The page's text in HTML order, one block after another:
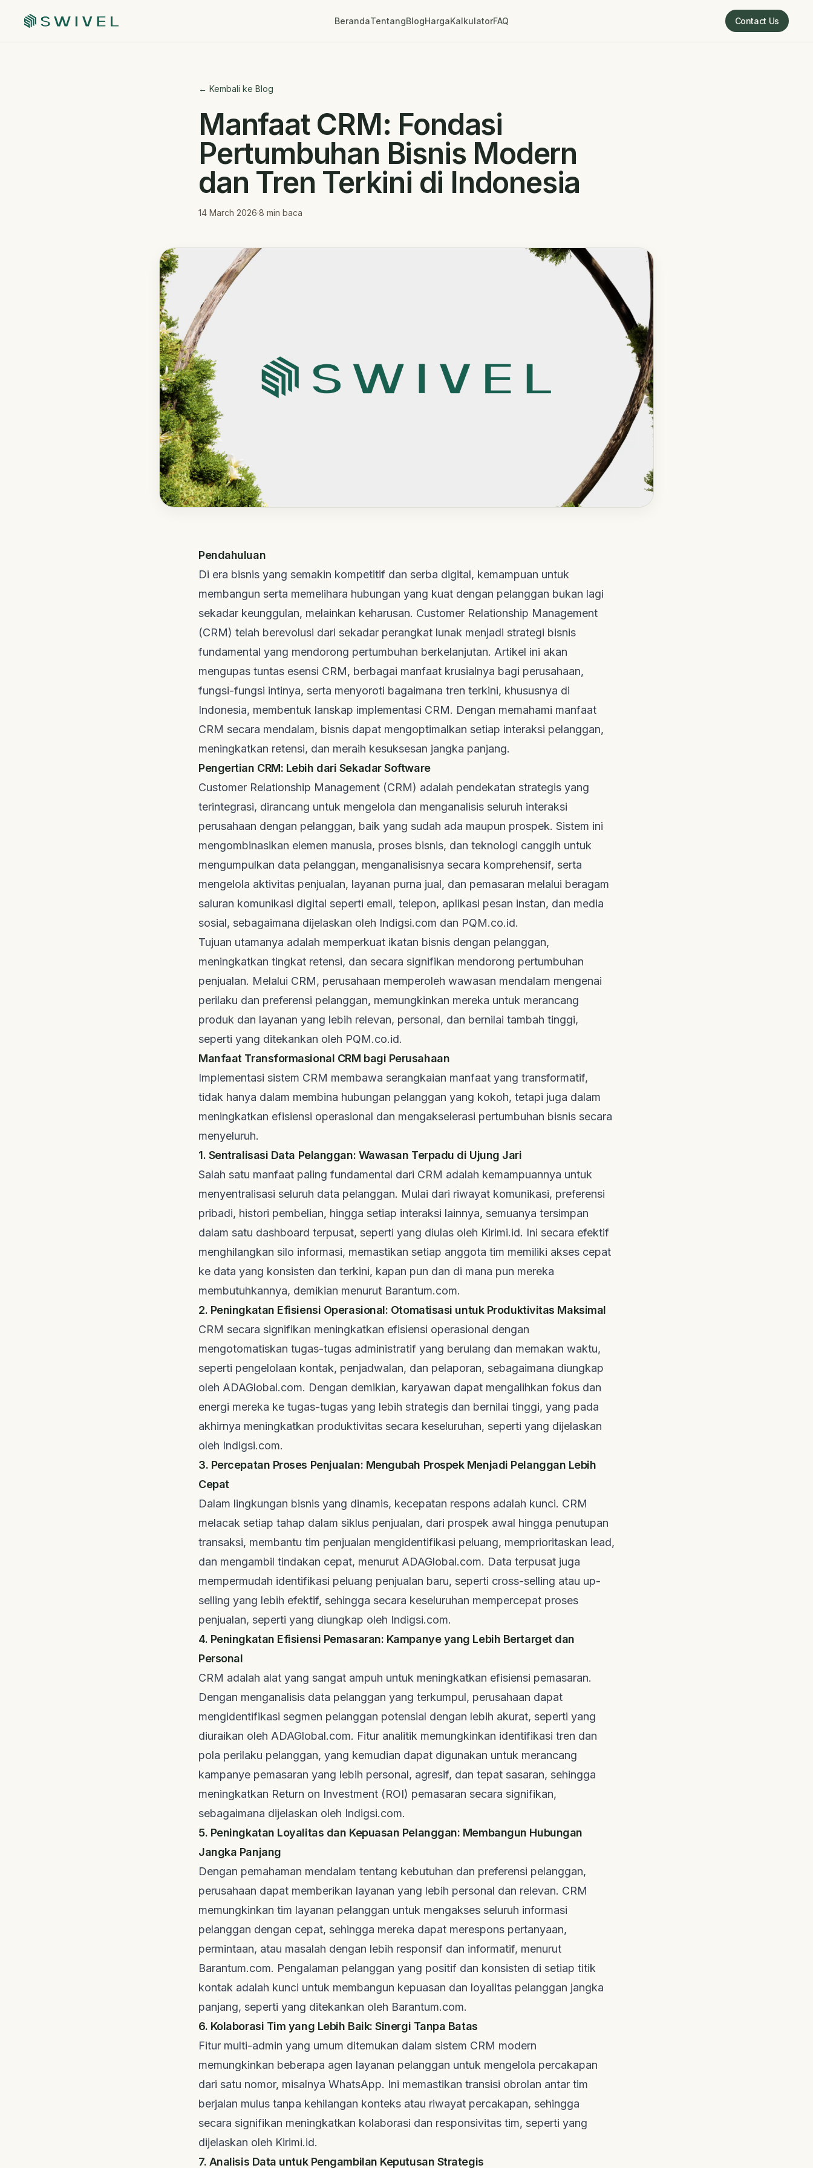
BerandaTentangBlogHargaKalkulatorFAQ
Contact Us
Contact Us
← Kembali ke Blog
Manfaat CRM: Fondasi
Pertumbuhan Bisnis Modern
dan Tren Terkini di Indonesia
14 March 2026·8 min baca
Pendahuluan
Di era bisnis yang semakin kompetitif dan serba digital, kemampuan untuk
membangun serta memelihara hubungan yang kuat dengan pelanggan bukan lagi
sekadar keunggulan, melainkan keharusan. Customer Relationship Management
(CRM) telah berevolusi dari sekadar perangkat lunak menjadi strategi bisnis
fundamental yang mendorong pertumbuhan berkelanjutan. Artikel ini akan
mengupas tuntas esensi CRM, berbagai manfaat krusialnya bagi perusahaan,
fungsi-fungsi intinya, serta menyoroti bagaimana tren terkini, khususnya di
Indonesia, membentuk lanskap implementasi CRM. Dengan memahami manfaat
CRM secara mendalam, bisnis dapat mengoptimalkan setiap interaksi pelanggan,
meningkatkan retensi, dan meraih kesuksesan jangka panjang.
Pengertian CRM: Lebih dari Sekadar Software
Customer Relationship Management (CRM) adalah pendekatan strategis yang
terintegrasi, dirancang untuk mengelola dan menganalisis seluruh interaksi
perusahaan dengan pelanggan, baik yang sudah ada maupun prospek. Sistem ini
mengombinasikan elemen manusia, proses bisnis, dan teknologi canggih untuk
mengumpulkan data pelanggan, menganalisisnya secara komprehensif, serta
mengelola aktivitas penjualan, layanan purna jual, dan pemasaran melalui beragam
saluran komunikasi digital seperti email, telepon, aplikasi pesan instan, dan media
sosial, sebagaimana dijelaskan oleh Indigsi.com dan PQM.co.id.
Tujuan utamanya adalah memperkuat ikatan bisnis dengan pelanggan,
meningkatkan tingkat retensi, dan secara signifikan mendorong pertumbuhan
penjualan. Melalui CRM, perusahaan memperoleh wawasan mendalam mengenai
perilaku dan preferensi pelanggan, memungkinkan mereka untuk merancang
produk dan layanan yang lebih relevan, personal, dan bernilai tambah tinggi,
seperti yang ditekankan oleh PQM.co.id.
Manfaat Transformasional CRM bagi Perusahaan
Implementasi sistem CRM membawa serangkaian manfaat yang transformatif,
tidak hanya dalam membina hubungan pelanggan yang kokoh, tetapi juga dalam
meningkatkan efisiensi operasional dan mengakselerasi pertumbuhan bisnis secara
menyeluruh.
1. Sentralisasi Data Pelanggan: Wawasan Terpadu di Ujung Jari
Salah satu manfaat paling fundamental dari CRM adalah kemampuannya untuk
menyentralisasi seluruh data pelanggan. Mulai dari riwayat komunikasi, preferensi
pribadi, histori pembelian, hingga setiap interaksi lainnya, semuanya tersimpan
dalam satu dashboard terpusat, seperti yang diulas oleh Kirimi.id. Ini secara efektif
menghilangkan silo informasi, memastikan setiap anggota tim memiliki akses cepat
ke data yang konsisten dan terkini, kapan pun dan di mana pun mereka
membutuhkannya, demikian menurut Barantum.com.
2. Peningkatan Efisiensi Operasional: Otomatisasi untuk Produktivitas Maksimal
CRM secara signifikan meningkatkan efisiensi operasional dengan
mengotomatiskan tugas-tugas administratif yang berulang dan memakan waktu,
seperti pengelolaan kontak, penjadwalan, dan pelaporan, sebagaimana diungkap
oleh ADAGlobal.com. Dengan demikian, karyawan dapat mengalihkan fokus dan
energi mereka ke tugas-tugas yang lebih strategis dan bernilai tinggi, yang pada
akhirnya meningkatkan produktivitas secara keseluruhan, seperti yang dijelaskan
oleh Indigsi.com.
3. Percepatan Proses Penjualan: Mengubah Prospek Menjadi Pelanggan Lebih
Cepat
Dalam lingkungan bisnis yang dinamis, kecepatan respons adalah kunci. CRM
melacak setiap tahap dalam siklus penjualan, dari prospek awal hingga penutupan
transaksi, membantu tim penjualan mengidentifikasi peluang, memprioritaskan lead,
dan mengambil tindakan cepat, menurut ADAGlobal.com. Data terpusat juga
mempermudah identifikasi peluang penjualan baru, seperti cross-selling atau up-
selling yang lebih efektif, sehingga secara keseluruhan mempercepat proses
penjualan, seperti yang diungkap oleh Indigsi.com.
4. Peningkatan Efisiensi Pemasaran: Kampanye yang Lebih Bertarget dan
Personal
CRM adalah alat yang sangat ampuh untuk meningkatkan efisiensi pemasaran.
Dengan menganalisis data pelanggan yang terkumpul, perusahaan dapat
mengidentifikasi segmen pelanggan potensial dengan lebih akurat, seperti yang
diuraikan oleh ADAGlobal.com. Fitur analitik memungkinkan identifikasi tren dan
pola perilaku pelanggan, yang kemudian dapat digunakan untuk merancang
kampanye pemasaran yang lebih personal, agresif, dan tepat sasaran, sehingga
meningkatkan Return on Investment (ROI) pemasaran secara signifikan,
sebagaimana dijelaskan oleh Indigsi.com.
5. Peningkatan Loyalitas dan Kepuasan Pelanggan: Membangun Hubungan
Jangka Panjang
Dengan pemahaman mendalam tentang kebutuhan dan preferensi pelanggan,
perusahaan dapat memberikan layanan yang lebih personal dan relevan. CRM
memungkinkan tim layanan pelanggan untuk mengakses seluruh informasi
pelanggan dengan cepat, sehingga mereka dapat merespons pertanyaan,
permintaan, atau masalah dengan lebih responsif dan informatif, menurut
Barantum.com. Pengalaman pelanggan yang positif dan konsisten di setiap titik
kontak adalah kunci untuk membangun kepuasan dan loyalitas pelanggan jangka
panjang, seperti yang ditekankan oleh Barantum.com.
6. Kolaborasi Tim yang Lebih Baik: Sinergi Tanpa Batas
Fitur multi-admin yang umum ditemukan dalam sistem CRM modern
memungkinkan beberapa agen layanan pelanggan untuk mengelola percakapan
dari satu nomor, misalnya WhatsApp. Ini memastikan transisi obrolan antar tim
berjalan mulus tanpa kehilangan konteks atau riwayat percakapan, sehingga
secara signifikan meningkatkan kolaborasi dan responsivitas tim, seperti yang
dijelaskan oleh Kirimi.id.
7. Analisis Data untuk Pengambilan Keputusan Strategis